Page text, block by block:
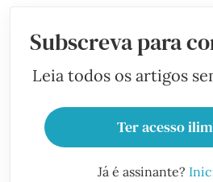
Subscreva para
Leia todos os artigos
Ter acesso
Já é assinante?